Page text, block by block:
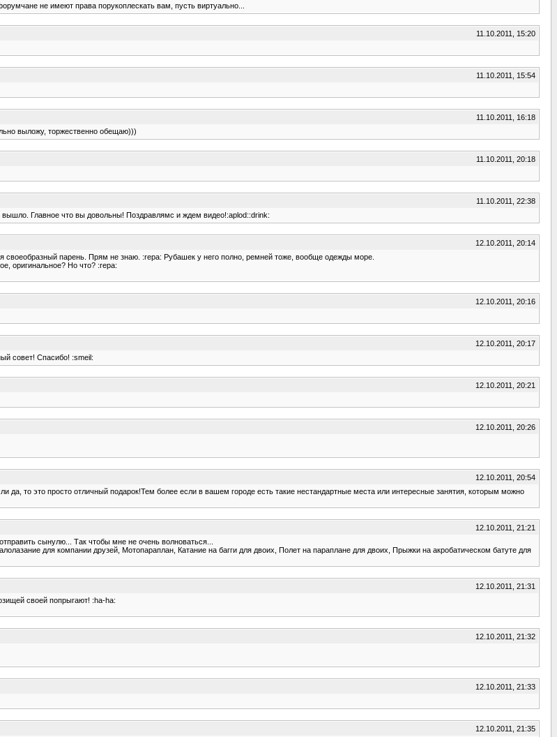
не имеют права порукоплескать вам, пусть виртуально...
11.10.2011, 15:20
11.10.2011, 15:54
11.10.2011, 16:18
выложу, торжественно обещаю)))
11.10.2011, 20:18
11.10.2011, 22:38
Главное что вы довольны! Поздравлямс и ждем видео!:aplod::drink:
12.10.2011, 20:14
парень. Прям не знаю. :repa: Рубашек у него полно, ремней тоже, вообще одежды море.
оригинальное? Но что? :repa:
12.10.2011, 20:16
12.10.2011, 20:17
совет! Спасибо! :smeil:
12.10.2011, 20:21
12.10.2011, 20:26
12.10.2011, 20:54
да, то это просто отличный подарок!Тем более если в вашем городе есть такие нестандартные места или интересные занятия, которым можно
12.10.2011, 21:21
сынулю... Так чтобы мне не очень волноваться...
для компании друзей, Мотопараплан, Катание на багги для двоих, Полет на параплане для двоих, Прыжки на акробатическом батуте для
12.10.2011, 21:31
своей попрыгают! :ha-ha:
12.10.2011, 21:32
12.10.2011, 21:33
12.10.2011, 21:35